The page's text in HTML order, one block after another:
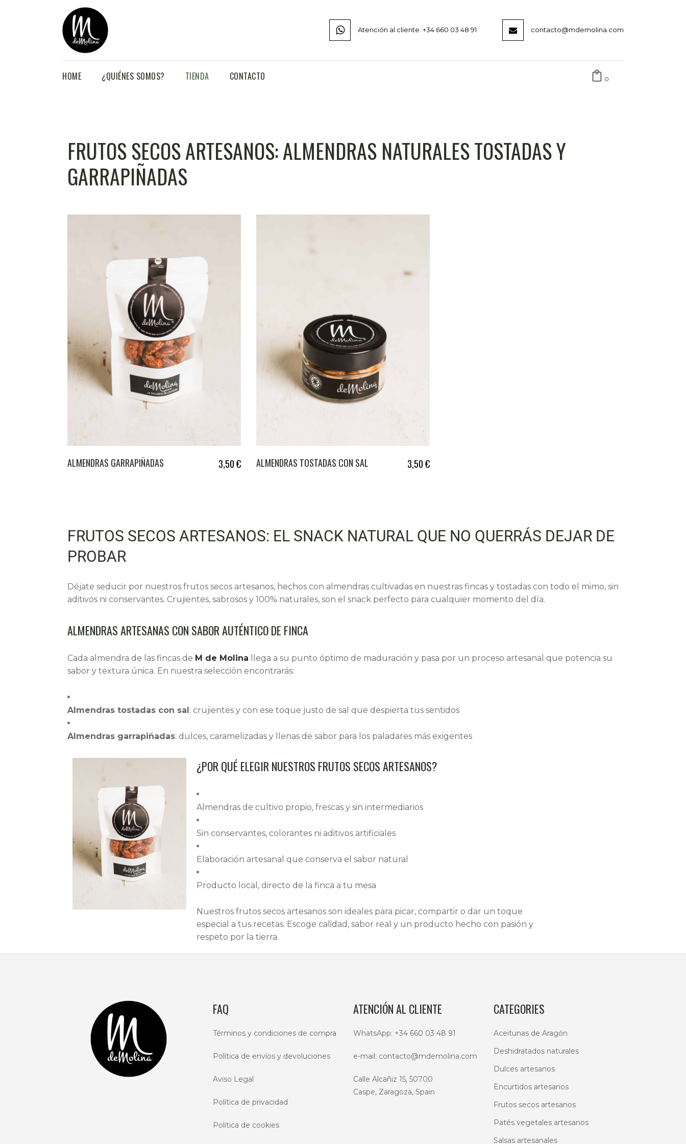
Atención al cliente: +34 660 03 48 91 contacto@mdemolina.com
HOME ¿QUIÉNES SOMOS? TIENDA CONTACTO 0
FRUTOS SECOS ARTESANOS: ALMENDRAS NATURALES TOSTADAS Y
GARRAPIÑADAS
ALMENDRAS GARRAPIÑADAS 3,50€ ALMENDRAS TOSTADAS CON SAL 3,50€
FRUTOS SECOS ARTESANOS: EL SNACK NATURAL QUE NO QUERRÁS DEJAR DE
PROBAR
Déjate seducir por nuestros frutos secos artesanos, hechos con almendras cultivadas en nuestras fincas y tostadas con todo el mimo, sin
aditivos ni conservantes. Crujientes, sabrosos y 100% naturales, son el snack perfecto para cualquier momento del día.
ALMENDRAS ARTESANAS CON SABOR AUTÉNTICO DE FINCA
Cada almendra de las fincas de M de Molina llega a su punto óptimo de maduración y pasa por un proceso artesanal que potencia su
sabor y textura única. En nuestra selección encontrarás:
Almendras tostadas con sal : crujientes y con ese toque justo de sal que despierta tus sentidos
Almendras garrapiñadas: dulces, caramelizadas y llenas de sabor para los paladares más exigentes
¿POR QUÉ ELEGIR NUESTROS FRUTOS SECOS ARTESANOS?
Almendras de cultivo propio, frescas y sin intermediarios
Sin conservantes, colorantes ni aditivos artificiales
Elaboración artesanal que conserva el sabor natural
Producto local, directo de la finca a tu mesa
Nuestros frutos secos artesanos son ideales para picar, compartir o dar un toque
especial a tus recetas. Escoge calidad, sabor real y un producto hecho con pasión y
respeto por la tierra.
FAQ
Términos y condiciones de compra
Política de envíos y devoluciones
Aviso Legal
Política de privacidad
Política de cookies
ATENCIÓN AL CLIENTE
WhatsApp: +34 660 03 48 91
e-mail: contacto@mdemolina.com
Calle Alcañiz 15, 50700
Caspe, Zaragoza, Spain
CATEGORIES
Aceitunas de Aragón
Deshidratados naturales
Dulces artesanos
Encurtidos artesanos
Frutos secos artesanos
Patés vegetales artesanos
Salsas artesanales